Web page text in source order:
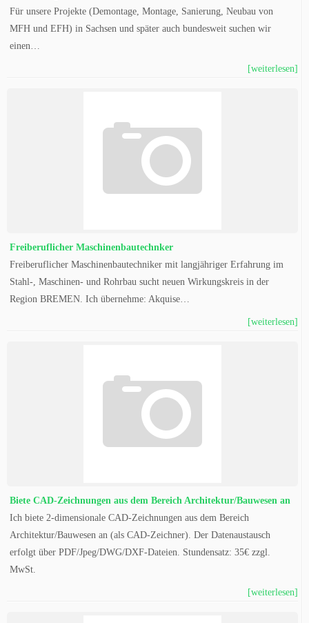
Für unsere Projekte (Demontage, Montage, Sanierung, Neubau von
MFH und EFH) in Sachsen und später auch bundesweit suchen wir
einen…
[weiterlesen]
Freiberuflicher Maschinenbautechnker
Freiberuflicher Maschinenbautechniker mit langjähriger Erfahrung im
Stahl-, Maschinen- und Rohrbau sucht neuen Wirkungskreis in der
Region BREMEN. Ich übernehme: Akquise…
[weiterlesen]
Biete CAD-Zeichnungen aus dem Bereich Architektur/Bauwesen an
Ich biete 2-dimensionale CAD-Zeichnungen aus dem Bereich
Architektur/Bauwesen an (als CAD-Zeichner). Der Datenaustausch
erfolgt über PDF/Jpeg/DWG/DXF-Dateien. Stundensatz: 35€ zzgl.
MwSt.
[weiterlesen]